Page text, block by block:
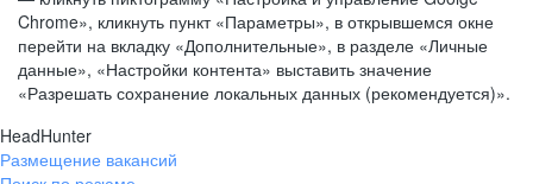
Chrome», кликнуть пункт «Параметры», в открывшемся окне
перейти на вкладку «Дополнительные», в разделе «Личные
данные», «Настройки контента» выставить значение
«Разрешать сохранение локальных данных (рекомендуется)».
HeadHunter
Размещение вакансий